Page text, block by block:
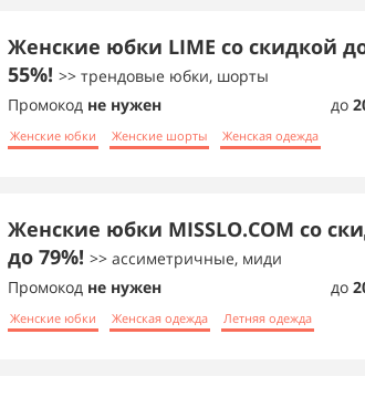
Женские юбки LIME со скидкой
55%! >> трендовые юбки, шорты
Промокод не нужен до
Женские юбки Женские шорты Женская одежда
Женские юбки MISSLO.COM со
до 79%! >> ассиметричные, миди
Промокод не нужен до
Женские юбки Женская одежда Летняя одежда